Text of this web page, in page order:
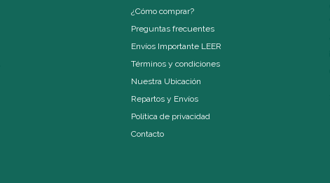
¿Cómo comprar?
Preguntas frecuentes
Envíos Importante LEER
Términos y condiciones
Nuestra Ubicación
Repartos y Envíos
Política de privacidad
Contacto